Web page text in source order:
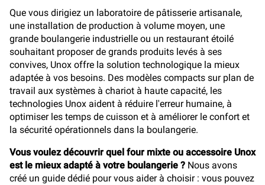
Que vous dirigiez un laboratoire de pâtisserie artisanale,
une installation de production à volume moyen, une
grande boulangerie industrielle ou un restaurant étoilé
souhaitant proposer de grands produits levés à ses
convives, Unox offre la solution technologique la mieux
adaptée à vos besoins. Des modèles compacts sur plan de
travail aux systèmes à chariot à haute capacité, les
technologies Unox aident à réduire l'erreur humaine, à
optimiser les temps de cuisson et à améliorer le confort et
la sécurité opérationnels dans la boulangerie.
Vous voulez découvrir quel four mixte ou accessoire Unox
est le mieux adapté à votre boulangerie ? Nous avons
créé un guide dédié pour vous aider à choisir : vous pouvez